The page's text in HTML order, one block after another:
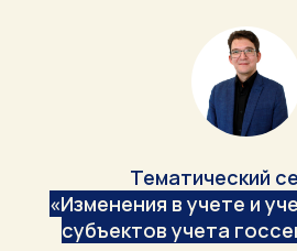
Тематический
«Изменения в учете и
субъектов учета